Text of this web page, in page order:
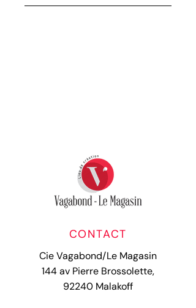
CONTACT
Cie Vagabond/Le Magasin
144 av Pierre Brossolette,
92240 Malakoff